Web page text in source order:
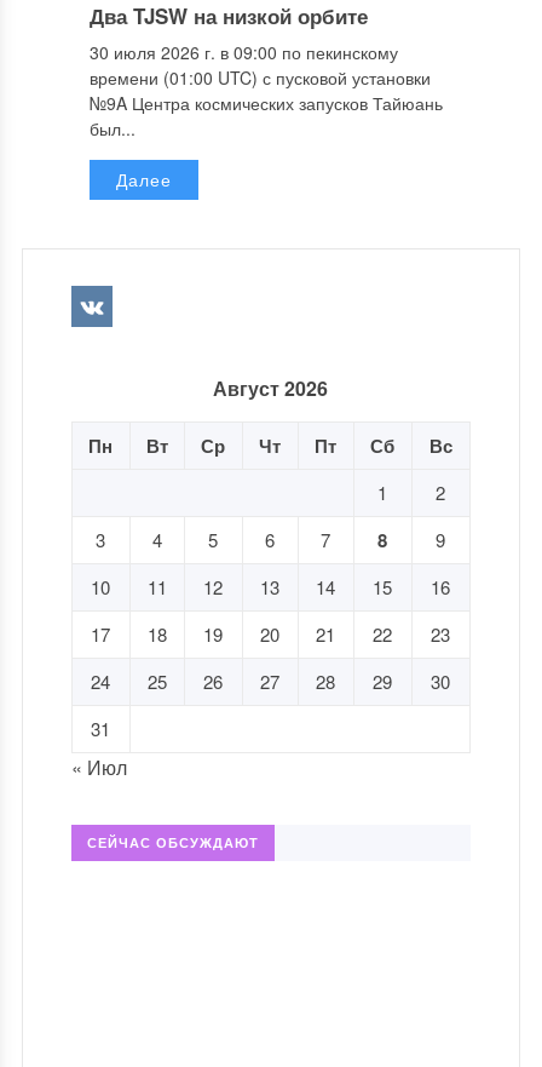
Два TJSW на низкой орбите
30 июля 2026 г. в 09:00 по пекинскому
времени (01:00 UTC) с пусковой установки
№9A Центра космических запусков Тайюань
был...
Далее
Август 2026
Пн Вт Ср Чт Пт Сб Вс
1
2
3
4 5 6 7 8
9
10
11 12 13 14 15
16
17
18 19 20 21 22
23
24
25 26 27 28 29
30
31
« Июл
СЕЙЧАС ОБСУЖДАЮТ